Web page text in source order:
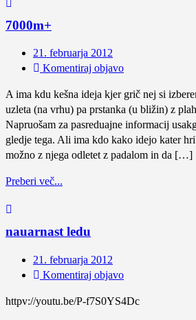
7000m+
21. februarja 2012
Komentiraj objavo
A ima kdu kešna ideja kjer grič nej si
uzleta (na vrhu) pa prstanka (u bližin) z
Napruošam za pasreduajne informacij
gledje tega. Ali ima kdo kako idejo kater
možno z njega odletet z padalom in da […]
Preberi več...
nauarnast ledu
21. februarja 2012
Komentiraj objavo
httpv://youtu.be/P-f7S0YS4Dc